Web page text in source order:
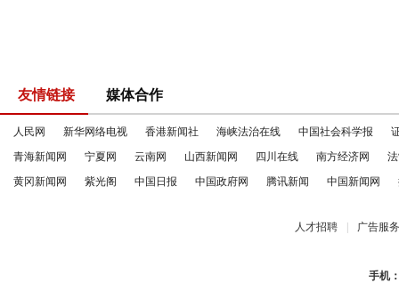
友情链接 媒体合作
人民网 新华网络电视 香港新闻社 海峡法治在线 中国社会科学报
青海新闻网
宁夏网 云南网 山西新闻网 四川在线 南方经济网
黄冈新闻网
紫光阁 中国日报 中国政府网 腾讯新闻 中国新闻网
人才招聘 广告服务
手机